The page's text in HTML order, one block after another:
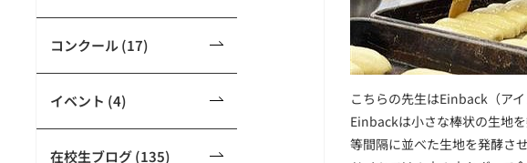
コンクール (17)
イベント (4)
在校生ブログ (135)
こちらの先生はEinback（ア
Einbackは小さな棒状の生地
等間隔に並べた生地を発酵さ